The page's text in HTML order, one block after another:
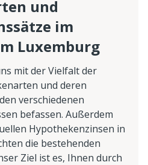
und
im
Luxemburg
mit der Vielfalt der
und deren
verschiedenen
befassen. Außerdem
Hypothekenzinsen in
die bestehenden
Ziel ist es, Ihnen durch